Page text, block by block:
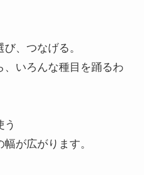
、つなげる。
、いろんな種目を踊るわ
う
が広がります。